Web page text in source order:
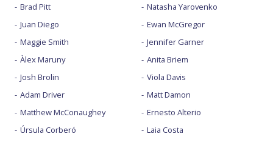
Brad Pitt
Juan Diego
Maggie Smith
Àlex Maruny
Josh Brolin
Adam Driver
Matthew McConaughey
Úrsula Corberó
Natasha Yarovenko
Ewan McGregor
Jennifer Garner
Anita Briem
Viola Davis
Matt Damon
Ernesto Alterio
Laia Costa